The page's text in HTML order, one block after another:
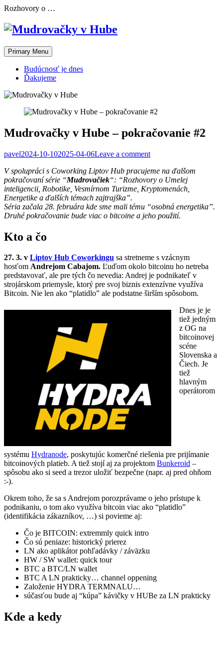
Skip
content
Rozhovory o …
Primary Menu
Budúcnosť je dnes
Ďakujeme
Mudrovačky v Hube – pokračovanie #2
pavel2024-10-102025-04-06Leave a comment
V spolupráci s Coworking Liptov Hub pracujeme na ďalšom
pokračovaní série “Mudrovačiek“: “Rozhovory o Umelej
inteligencii, Robotike, Vesmírnom Turizme, Kryptomenách,
Energetike a ďalších témach zajtrajška”.
Séria začala 28. februára kde sme mali tému “osobná energetika”.
Druhé pokračovanie bude viac o bitcoine a jeho použití.
Kto a čo
27. 3. v Liptov Hub Coworkingu sa stretneme s vzácnym
hosťom Andrejom Cabajom. Ľuďom okolo bitcoinu ho netreba
predstavovať, ale pre tých čo nevedia: Andrej je podnikateľ v
strojárskom priemysle, ktorý pre svoj biznis extenzívne využíva
Bitcoin. Nie len ako “platidlo” ale podstatne širším spôsobom.
Dnes je je
tiež jedným
z OG na
bitcoinovej
scéne
Slovenska a
Čiech. Je
tiež
hlavným
operátorom
systému Hydranode, poskytujúc komerčné riešenia pre prijímanie
bitcoinových platieb. A tiež stojí aj za projektom Bunkeroid –
spôsobu ako si seed a trezor uložiť bezpečne (napr. aj pred ohňom
:-).
Okrem toho, že sa s Andrejom porozprávame o jeho prístupe k
podnikaniu, o tom ako využíva bitcoin viac ako “platidlo”
(identifikácia zákazníkov, …) si povieme aj:
Čo je BITCOIN: extremmly quick intro
Čo sú peniaze: historický prierez
LN ako aplikátor pohľadávky / záväzku
HW / SW wallet: quick tour
BTC a BTC/LN wallet
BTC A LN prakticky… channel oppening
Založenie HYDRA TERMNALU…
súčasťou bude aj “kúpa” kávičky v HUBe za LN prakticky
Kde a kedy